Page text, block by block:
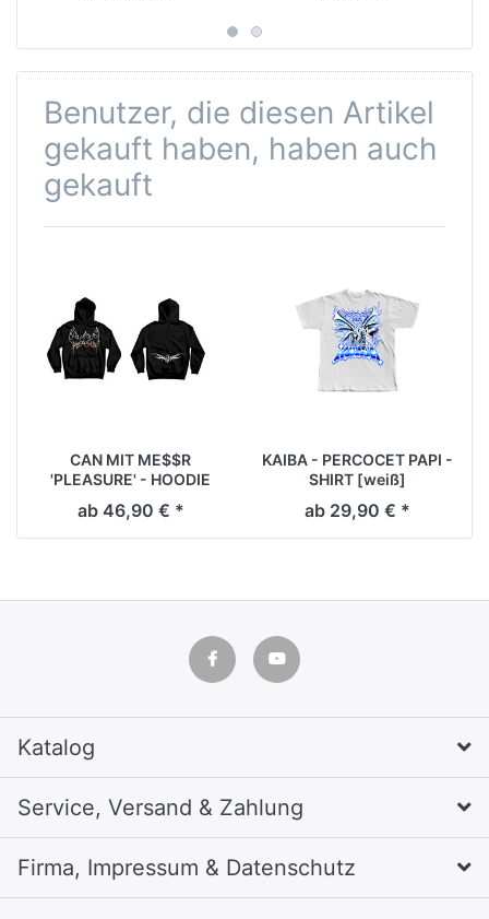
Benutzer, die diesen Artikel
gekauft haben, haben auch
gekauft
CAN MIT ME$$R
'PLEASURE' - HOODIE
ab 46,90 € *
KAIBA - PERCOCET PAPI -
SHIRT [weiß]
ab 29,90 € *
Katalog
Service, Versand & Zahlung
Firma, Impressum & Datenschutz